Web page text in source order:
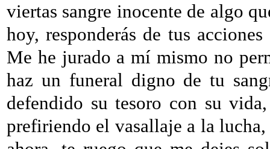
viertas sangre inocente de algo
hoy, responderás de tus
Me he jurado a mí mismo no
haz un funeral digno de tu
defendido su tesoro con su
prefiriendo el vasallaje a la